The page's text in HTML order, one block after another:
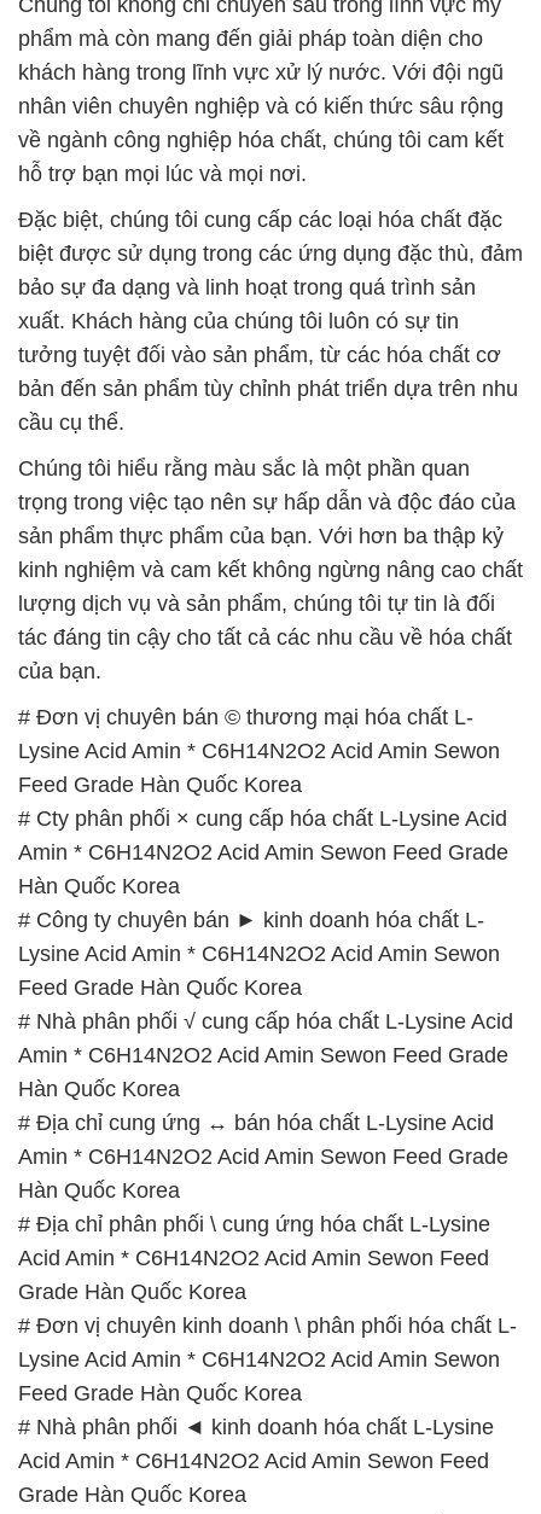
phẩm mà còn mang đến giải pháp toàn diện cho
khách hàng trong lĩnh vực xử lý nước. Với đội ngũ
nhân viên chuyên nghiệp và có kiến thức sâu rộng
về ngành công nghiệp hóa chất, chúng tôi cam kết
hỗ trợ bạn mọi lúc và mọi nơi.
Đặc biệt, chúng tôi cung cấp các loại hóa chất đặc
biệt được sử dụng trong các ứng dụng đặc thù, đảm
bảo sự đa dạng và linh hoạt trong quá trình sản
xuất. Khách hàng của chúng tôi luôn có sự tin
tưởng tuyệt đối vào sản phẩm, từ các hóa chất cơ
bản đến sản phẩm tùy chỉnh phát triển dựa trên nhu
cầu cụ thể.
Chúng tôi hiểu rằng màu sắc là một phần quan
trọng trong việc tạo nên sự hấp dẫn và độc đáo của
sản phẩm thực phẩm của bạn. Với hơn ba thập kỷ
kinh nghiệm và cam kết không ngừng nâng cao chất
lượng dịch vụ và sản phẩm, chúng tôi tự tin là đối
tác đáng tin cậy cho tất cả các nhu cầu về hóa chất
của bạn.
# Đơn vị chuyên bán © thương mại hóa chất L-
Lysine Acid Amin * C6H14N2O2 Acid Amin Sewon
Feed Grade Hàn Quốc Korea
# Cty phân phối × cung cấp hóa chất L-Lysine Acid
Amin * C6H14N2O2 Acid Amin Sewon Feed Grade
Hàn Quốc Korea
# Công ty chuyên bán ► kinh doanh hóa chất L-
Lysine Acid Amin * C6H14N2O2 Acid Amin Sewon
Feed Grade Hàn Quốc Korea
# Nhà phân phối √ cung cấp hóa chất L-Lysine Acid
Amin * C6H14N2O2 Acid Amin Sewon Feed Grade
Hàn Quốc Korea
# Địa chỉ cung ứng ↔ bán hóa chất L-Lysine Acid
Amin * C6H14N2O2 Acid Amin Sewon Feed Grade
Hàn Quốc Korea
# Địa chỉ phân phối \ cung ứng hóa chất L-Lysine
Acid Amin * C6H14N2O2 Acid Amin Sewon Feed
Grade Hàn Quốc Korea
# Đơn vị chuyên kinh doanh \ phân phối hóa chất L-
Lysine Acid Amin * C6H14N2O2 Acid Amin Sewon
Feed Grade Hàn Quốc Korea
# Nhà phân phối ◄ kinh doanh hóa chất L-Lysine
Acid Amin * C6H14N2O2 Acid Amin Sewon Feed
Grade Hàn Quốc Korea